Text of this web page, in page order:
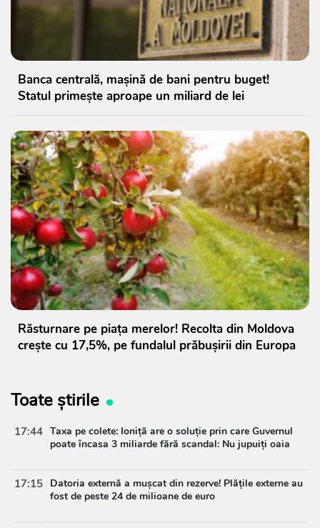
Banca centrală, mașină de bani pentru buget!
Statul primește aproape un miliard de lei
Răsturnare pe piața merelor! Recolta din Moldova
crește cu 17,5%, pe fundalul prăbușirii din Europa
Toate știrile
17:44 Taxa pe colete: Ioniță are o soluție prin care Guvernul
poate încasa 3 miliarde fără scandal: Nu jupuiți oaia
17:15 Datoria externă a mușcat din rezerve! Plățile externe au
fost de peste 24 de milioane de euro